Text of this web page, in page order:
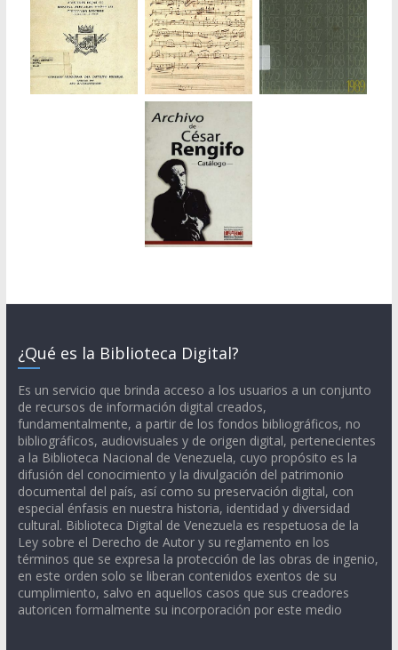
¿Qué es la Biblioteca Digital?
Es un servicio que brinda acceso a los usuarios a un conjunto
de recursos de información digital creados,
fundamentalmente, a partir de los fondos bibliográficos, no
bibliográficos, audiovisuales y de origen digital, pertenecientes
a la Biblioteca Nacional de Venezuela, cuyo propósito es la
difusión del conocimiento y la divulgación del patrimonio
documental del país, así como su preservación digital, con
especial énfasis en nuestra historia, identidad y diversidad
cultural. Biblioteca Digital de Venezuela es respetuosa de la
Ley sobre el Derecho de Autor y su reglamento en los
términos que se expresa la protección de las obras de ingenio,
en este orden solo se liberan contenidos exentos de su
cumplimiento, salvo en aquellos casos que sus creadores
autoricen formalmente su incorporación por este medio